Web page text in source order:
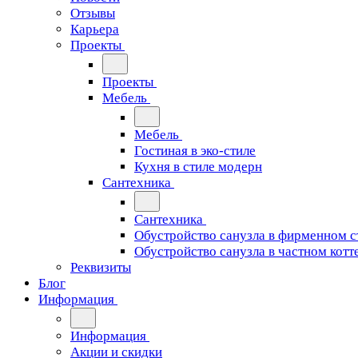
Отзывы
Карьера
Проекты
Проекты
Мебель
Мебель
Гостиная в эко-стиле
Кухня в стиле модерн
Сантехника
Сантехника
Обустройство санузла в фирменном
Обустройство санузла в частном
Реквизиты
Блог
Информация
Информация
Акции и скидки